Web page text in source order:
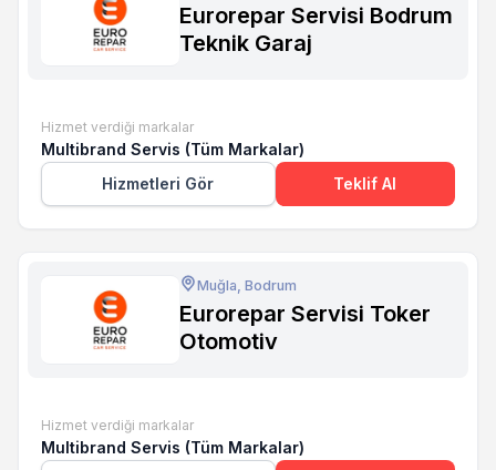
Eurorepar Servisi Bodrum
Teknik Garaj
Hizmet verdiği markalar
Multibrand Servis (Tüm Markalar)
Hizmetleri Gör
Teklif Al
Muğla, Bodrum
Eurorepar Servisi Toker
Otomotiv
Hizmet verdiği markalar
Multibrand Servis (Tüm Markalar)